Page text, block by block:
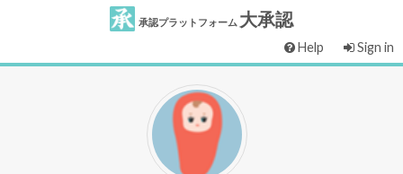
承認プラットフォーム 大承認
Help Sign in